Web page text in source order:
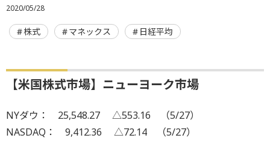
2020/05/28
株式 マネックス 日経平均
【米国株式市場】ニューヨーク市場
NYダウ： 25,548.27 △553.16 （5/27）
NASDAQ： 9,412.36 △72.14 （5/27）